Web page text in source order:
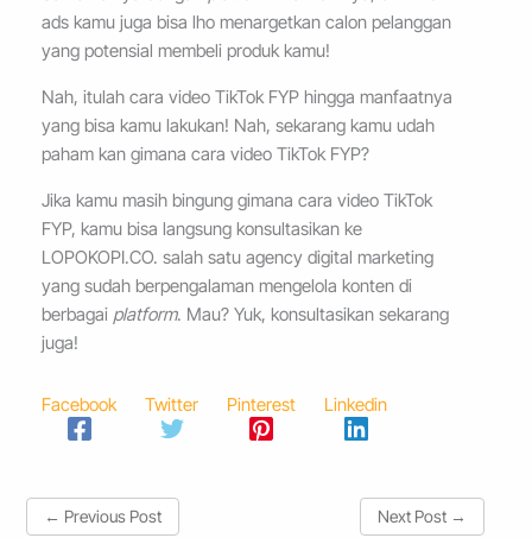
ads kamu juga bisa lho menargetkan calon pelanggan
yang potensial membeli produk kamu!
Nah, itulah cara video TikTok FYP hingga manfaatnya
yang bisa kamu lakukan! Nah, sekarang kamu udah
paham kan gimana cara video TikTok FYP?
Jika kamu masih bingung gimana cara video TikTok
FYP, kamu bisa langsung konsultasikan ke
LOPOKOPI.CO. salah satu agency digital marketing
yang sudah berpengalaman mengelola konten di
berbagai platform. Mau? Yuk, konsultasikan sekarang
juga!
Facebook Twitter Pinterest Linkedin
← Previous Post Next Post →